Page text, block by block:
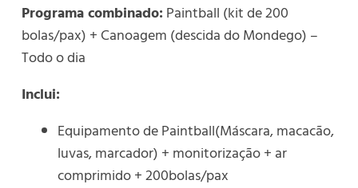
Programa combinado: Paintball (kit de 200
bolas/pax) + Canoagem (descida do Mondego) –
Todo o dia
Inclui:
Equipamento de Paintball(Máscara, macacão,
luvas, marcador) + monitorização + ar
comprimido + 200bolas/pax